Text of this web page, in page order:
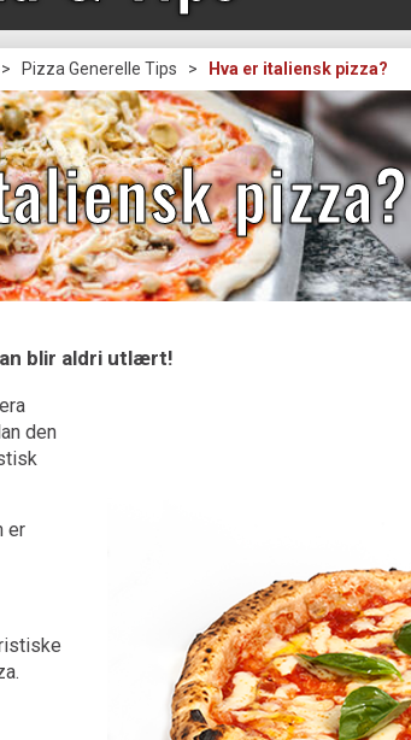
> Pizza Generelle Tips > Hva er italiensk pizza?
pizza?
blir aldri utlært!
den
er